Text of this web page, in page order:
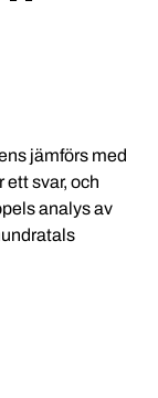
jämförs med
svar, och
analys av